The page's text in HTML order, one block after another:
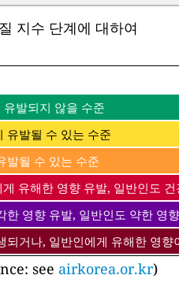
지수 단계에 대하여
발되지 않을 수준
유발될 수 있는 수준
발될 수 있는 수준
유해한 영향 유발, 일반인도
영향 유발, 일반인도 약한 영
거나, 일반인에게 유해한 영향
see airkorea.or.kr)